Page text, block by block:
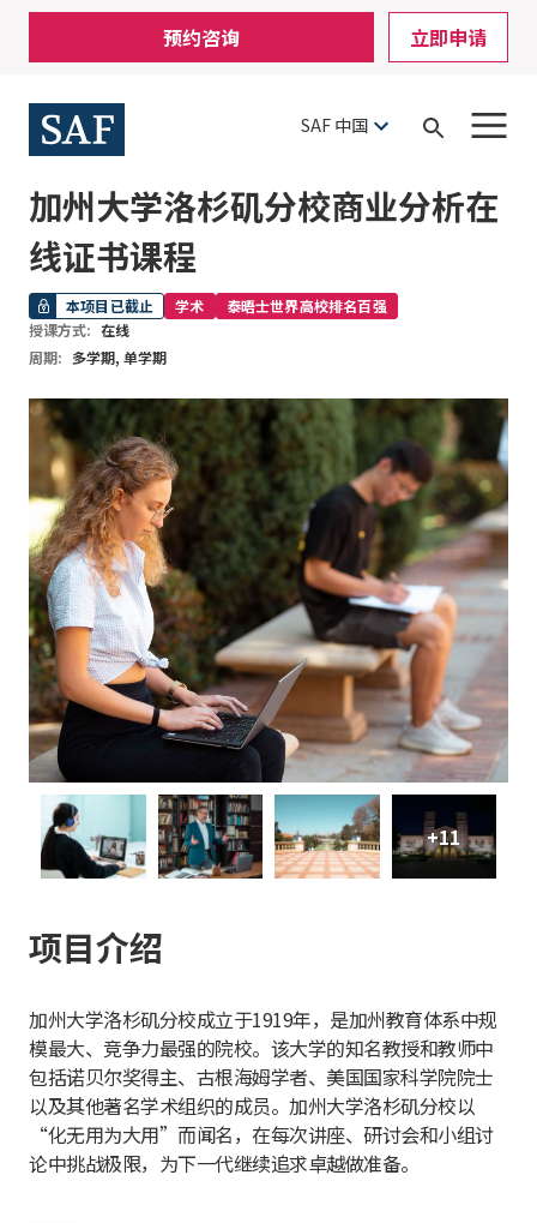
Skip
main
content
Utility
Menu
预约咨询 立即申请
SAF 中国
Open
加州大学洛杉矶分校商业分析在
线证书课程
本项目已截止 学术
泰晤士世界高校排名百强
授课方式: 在线
周期: 多学期, 单学期
+11
项目介绍
加州大学洛杉矶分校成立于1919年，是加州教育体系中规
模最大、竞争力最强的院校。该大学的知名教授和教师中
包括诺贝尔奖得主、古根海姆学者、美国国家科学院院士
以及其他著名学术组织的成员。加州大学洛杉矶分校以
“化无用为大用”而闻名，在每次讲座、研讨会和小组讨
论中挑战极限，为下一代继续追求卓越做准备。